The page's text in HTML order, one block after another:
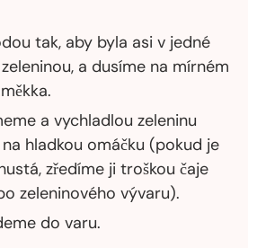
tak, aby byla asi v jedné
a dusíme na mírném
a vychladlou zeleninu
hladkou omáčku (pokud je
zředíme ji troškou čaje
zeleninového vývaru).
do varu.